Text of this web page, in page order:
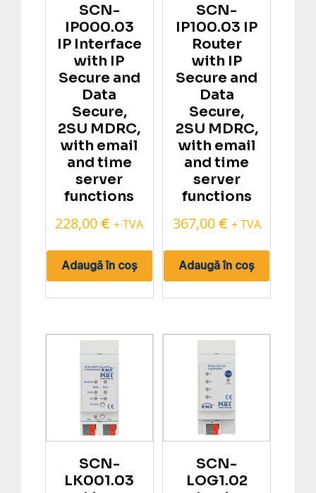
SCN-
IP000.03
IP Interface
with IP
Secure and
Data
Secure,
2SU MDRC,
with email
and time
server
functions
228,00€ + TVA
Adaugă în coș
SCN-
IP100.03 IP
Router
with IP
Secure and
Data
Secure,
2SU MDRC,
with email
and time
server
functions
367,00 € + TVA
Adaugă în coș
SCN-
LK001.03
SCN-
LOG1.02